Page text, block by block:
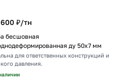
600 ₽/тн
бесшовная
ду 50х7 мм
для ответственных конструкций и
давления.